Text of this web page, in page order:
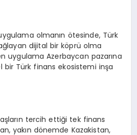
olmanın ötesinde, Türk
dijital bir köprü olma
uygulama Azerbaycan pazarına
bir Türk finans ekosistemi inşa
tercih ettiği tek finans
yakın dönemde Kazakistan,